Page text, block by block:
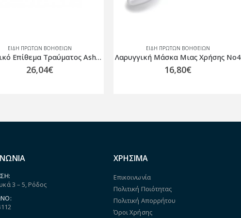
ΕΙΔΗ ΠΡΩΤΩΝ ΒΟΗΘΕΙΩΝ
Θωρακικό Επίθεμα Τραύματος Asherman
26,04€
ΕΙΔΗ ΠΡΩΤΩΝ ΒΟΗΘΕΙΩΝ
Λαρυγγική Μάσκα Μιας Χρήσης No4
16,80€
3 – 5, Ρόδος
ΧΡΗΣΙΜΑ
Επικοινωνία
Πολιτική Ποιότητας
Πολιτική Απορρήτου
Όροι Χρήσης